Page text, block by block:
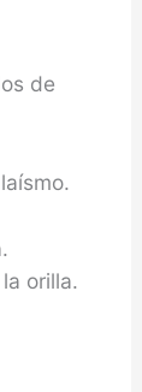
de
orilla.